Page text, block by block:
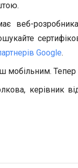
веб-
Google.
мобільним. Тепер
керівник